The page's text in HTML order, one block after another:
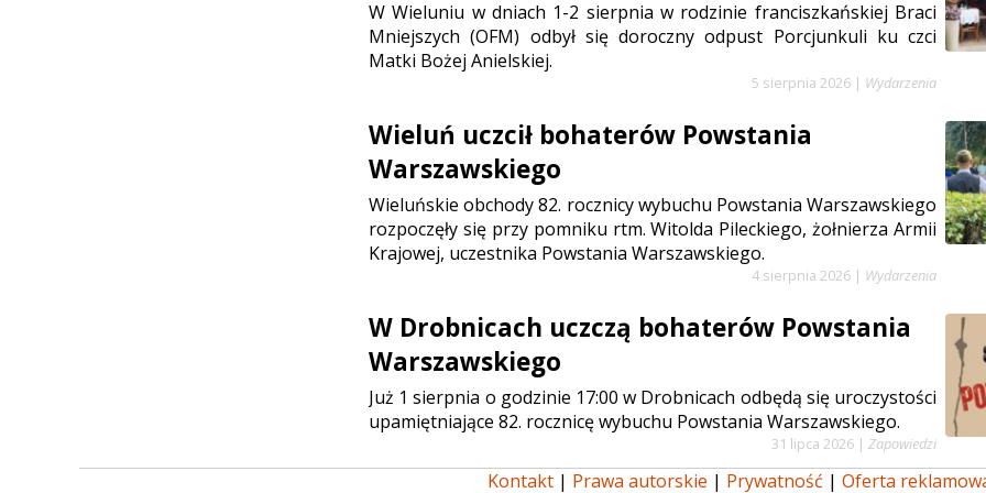
W Wieluniu w dniach 1-2 sierpnia w rodzinie franciszkańskiej Braci
Mniejszych (OFM) odbył się doroczny odpust Porcjunkuli ku czci
Matki Bożej Anielskiej.
5 sierpnia 2026 | Wydarzenia
Wieluń uczcił bohaterów Powstania
Warszawskiego
Wieluńskie obchody 82. rocznicy wybuchu Powstania Warszawskiego
rozpoczęły się przy pomniku rtm. Witolda Pileckiego, żołnierza Armii
Krajowej, uczestnika Powstania Warszawskiego.
4 sierpnia 2026 | Wydarzenia
W Drobnicach uczczą bohaterów Powstania
Warszawskiego
Już 1 sierpnia o godzinie 17:00 w Drobnicach odbędą się uroczystości
upamiętniające 82. rocznicę wybuchu Powstania Warszawskiego.
31 lipca 2026 | Zapowiedzi
Kontakt | Prawa autorskie | Prywatność | Oferta